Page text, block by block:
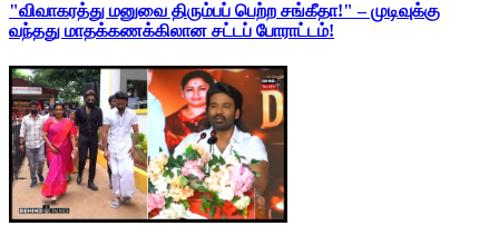
"விவாகரத்து மனுவை திரும்பப் பெற்ற சங்கீதா!" – முடிவுக்கு
வந்தது மாதக்கணக்கிலான சட்டப் போராட்டம்!